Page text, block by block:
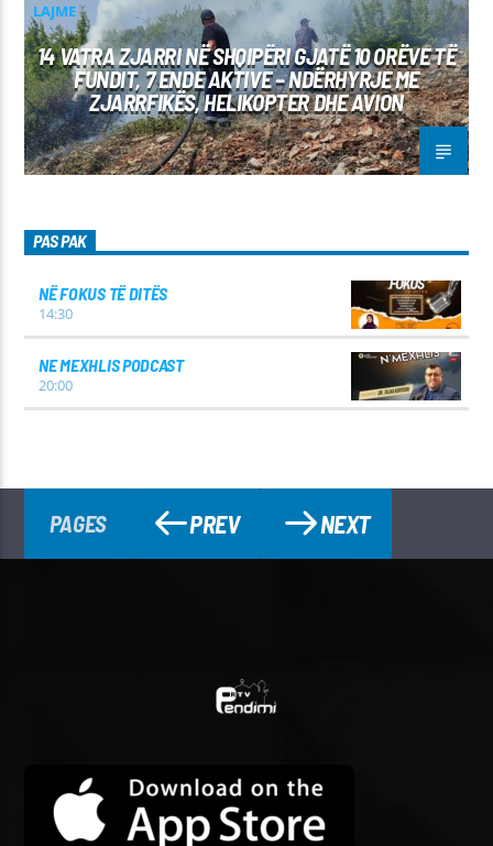
LAJME
14 VATRA ZJARRI NË SHQIPËRI GJATË 10 ORËVE TË
FUNDIT, 7 ENDE AKTIVE – NDËRHYRJE ME
ZJARRFIKËS, HELIKOPTER DHE AVION
PAS PAK
NË FOKUS TË DITËS
14:30
NE MEXHLIS PODCAST
20:00
PAGES PREV NEXT